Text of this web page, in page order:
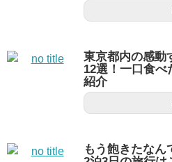
東京都内の感動
12選！一口食べ
紹介
もう飽きたなん